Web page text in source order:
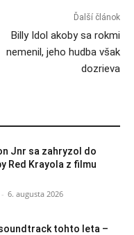
Ďalší článok
Billy Idol akoby sa rokmi
nemenil, jeho hudba však
dozrieva
Jnr sa zahryzol do
Red Krayola z filmu
- 6. augusta 2026
tohto leta –